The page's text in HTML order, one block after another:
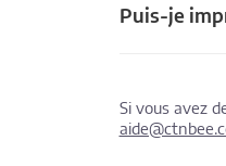
Puis-je
Si vous avez